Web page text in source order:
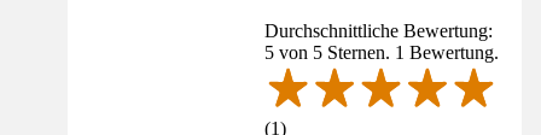
Durchschnittliche Bewertung:
5 von 5 Sternen. 1 Bewertung.
(1)